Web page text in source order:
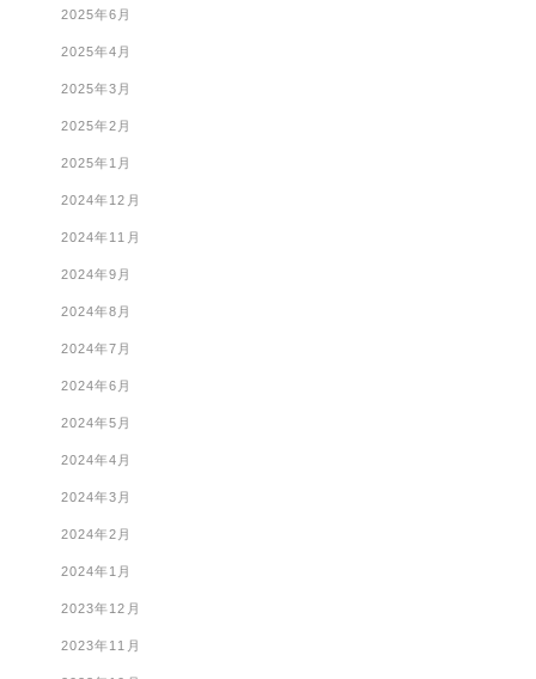
2025年6月
2025年4月
2025年3月
2025年2月
2025年1月
2024年12月
2024年11月
2024年9月
2024年8月
2024年7月
2024年6月
2024年5月
2024年4月
2024年3月
2024年2月
2024年1月
2023年12月
2023年11月